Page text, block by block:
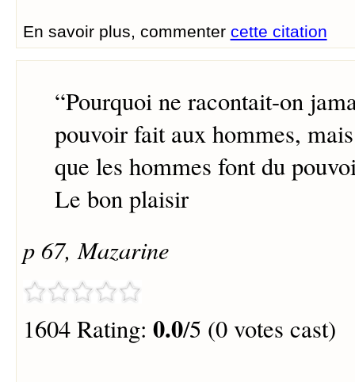
En savoir plus, commenter cette citation
“Pourquoi ne racontait-on
pouvoir fait aux hommes,
que les hommes font du
Le bon plaisir
p 67, Mazarine
1604 Rating: 0.0/5 (0 votes cast)